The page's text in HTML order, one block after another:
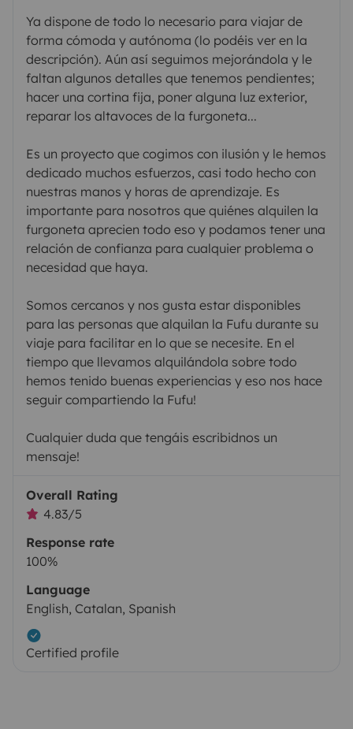
Ya dispone de todo lo necesario para viajar de
forma cómoda y autónoma (lo podéis ver en la
descripción). Aún así seguimos mejorándola y le
faltan algunos detalles que tenemos pendientes;
hacer una cortina fija, poner alguna luz exterior,
reparar los altavoces de la furgoneta...
Es un proyecto que cogimos con ilusión y le hemos
dedicado muchos esfuerzos, casi todo hecho con
nuestras manos y horas de aprendizaje. Es
importante para nosotros que quiénes alquilen la
furgoneta aprecien todo eso y podamos tener una
relación de confianza para cualquier problema o
necesidad que haya.
Somos cercanos y nos gusta estar disponibles
para las personas que alquilan la Fufu durante su
viaje para facilitar en lo que se necesite. En el
tiempo que llevamos alquilándola sobre todo
hemos tenido buenas experiencias y eso nos hace
seguir compartiendo la Fufu!
Cualquier duda que tengáis escribidnos un
mensaje!
Overall Rating
4.83/5
Response rate
100%
Language
English, Catalan, Spanish
Certified profile